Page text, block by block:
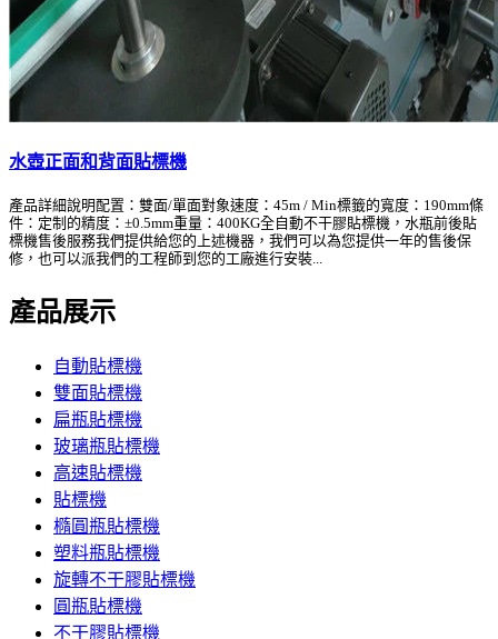
水壺正面和背面貼標機
產品詳細說明配置：雙面/單面對象速度：45m / Min標籤的寬度：190mm條
件：定制的精度：±0.5mm重量：400KG全自動不干膠貼標機，水瓶前後貼
標機售後服務我們提供給您的上述機器，我們可以為您提供一年的售後保
修，也可以派我們的工程師到您的工廠進行安裝...
產品展示
自動貼標機
雙面貼標機
扁瓶貼標機
玻璃瓶貼標機
高速貼標機
貼標機
橢圓瓶貼標機
塑料瓶貼標機
旋轉不干膠貼標機
圓瓶貼標機
不干膠貼標機